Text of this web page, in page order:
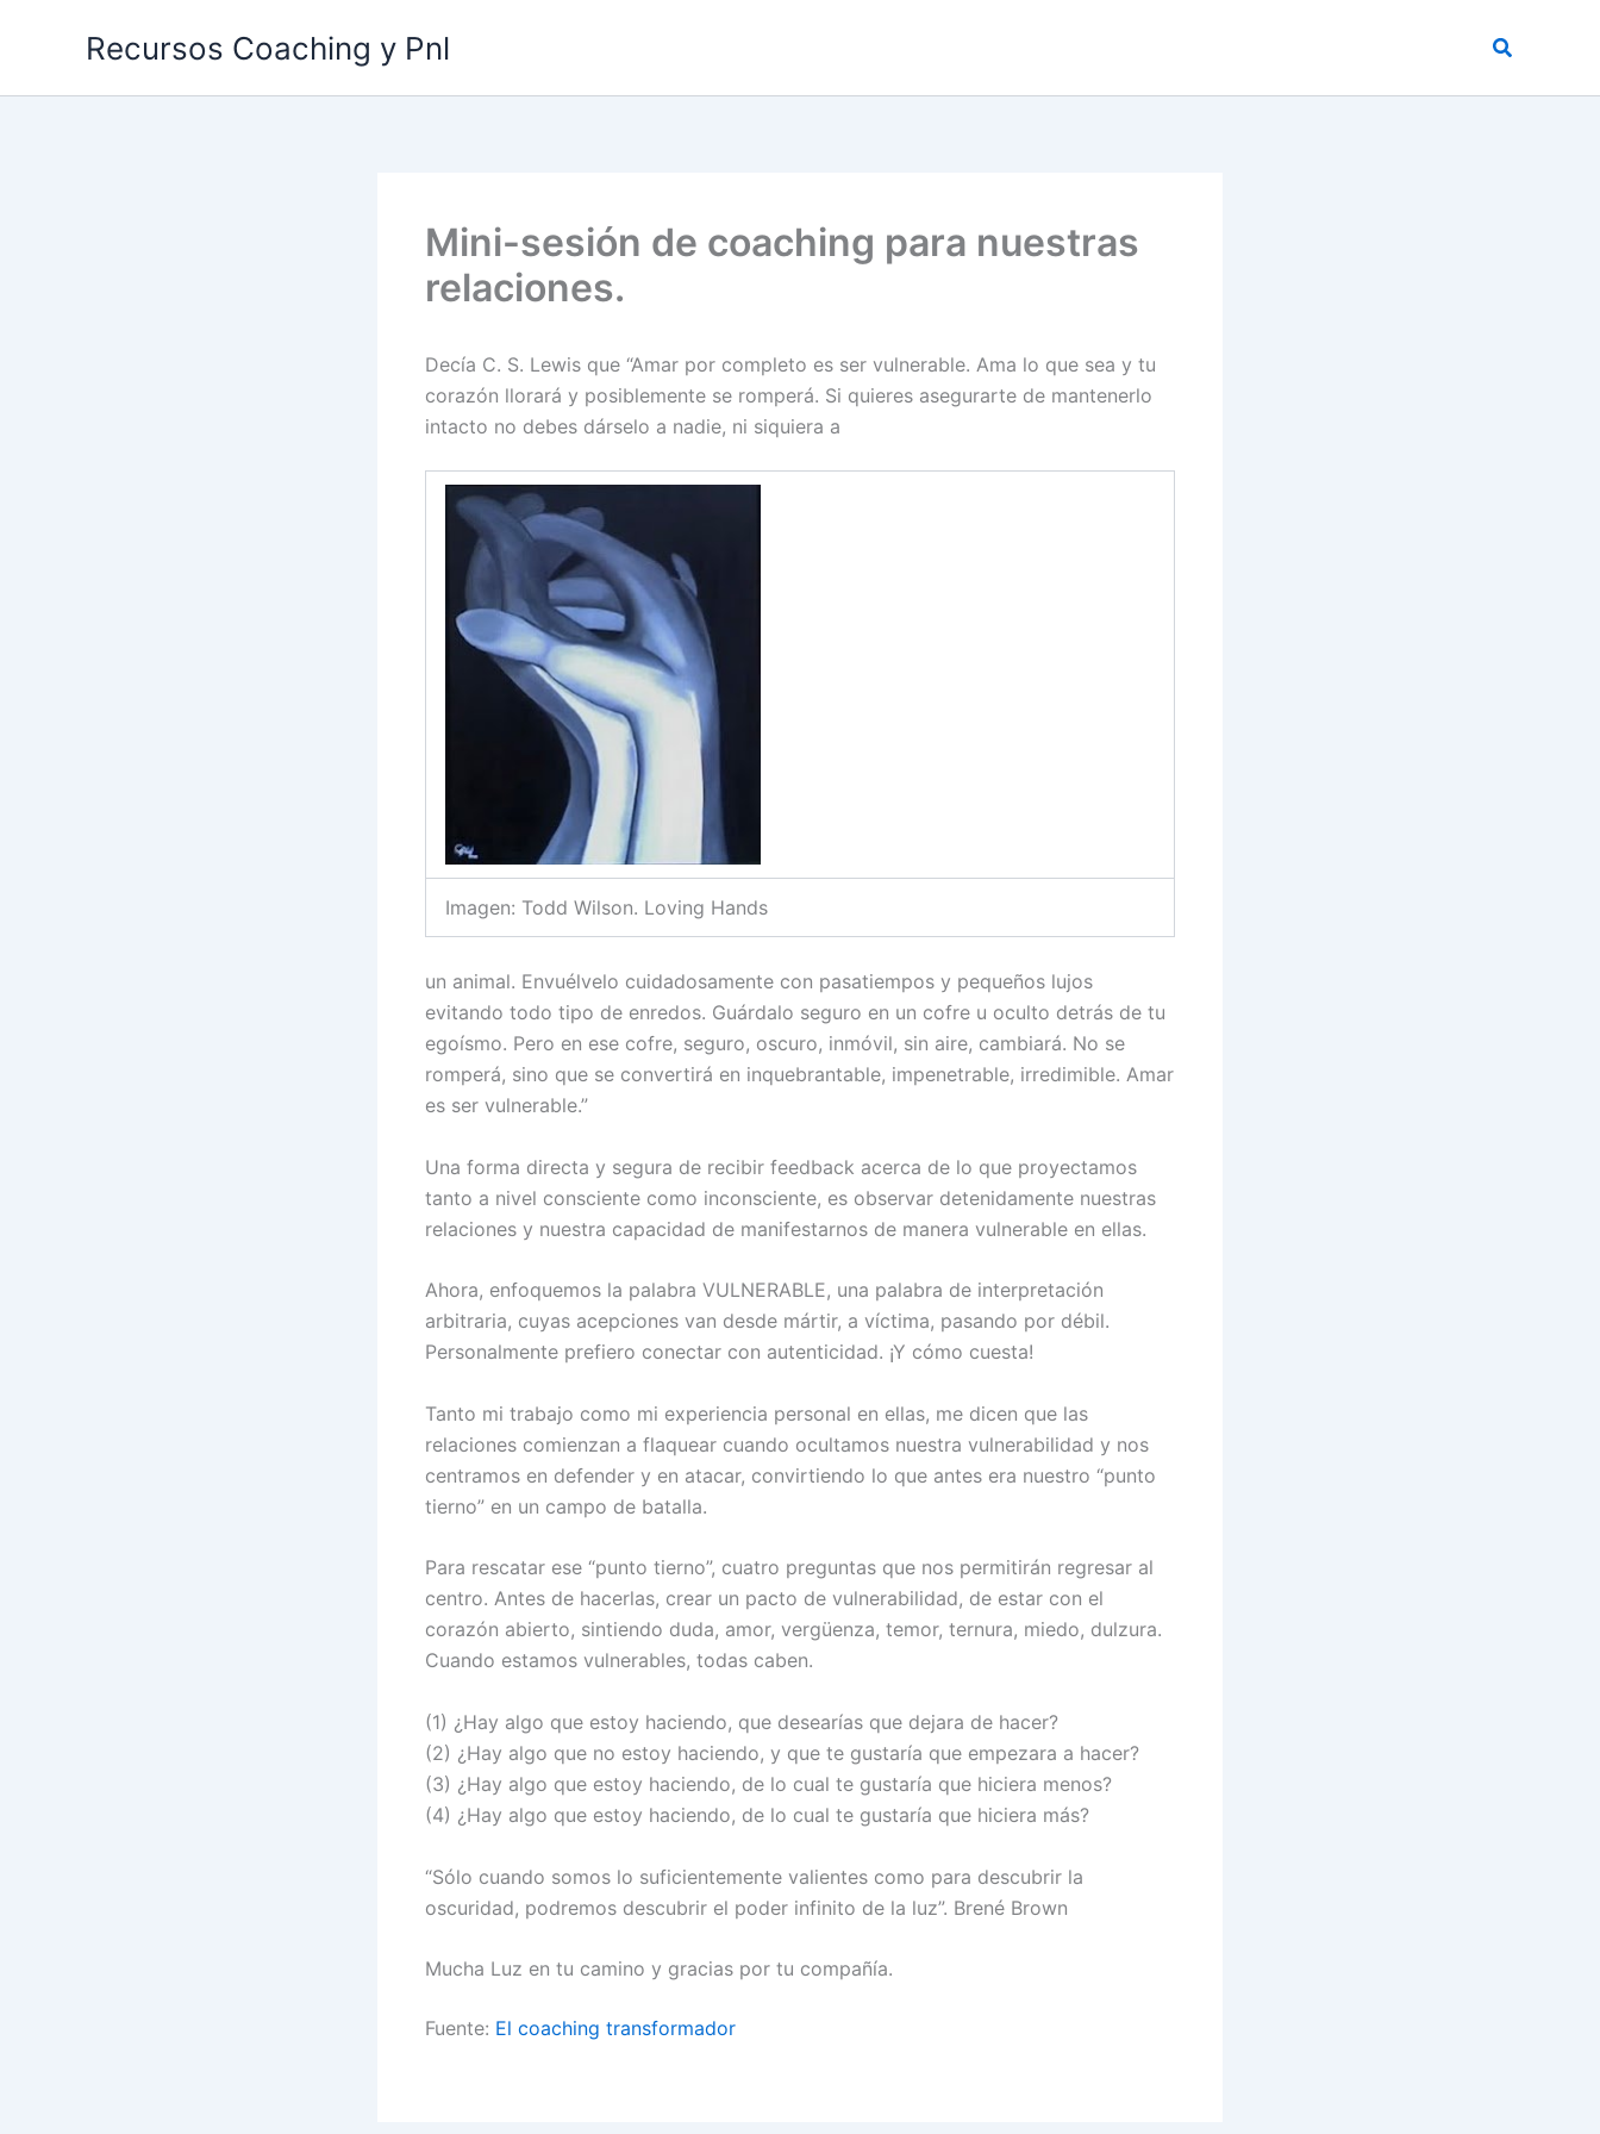
Recursos Coaching y Pnl Buscar
Mini-sesión de coaching para nuestras
relaciones.
Decía C. S. Lewis que “Amar por completo es ser vulnerable. Ama lo que sea y tu
corazón llorará y posiblemente se romperá. Si quieres asegurarte de mantenerlo
intacto no debes dárselo a nadie, ni siquiera a
Imagen: Todd Wilson. Loving Hands
un animal. Envuélvelo cuidadosamente con pasatiempos y pequeños lujos
evitando todo tipo de enredos. Guárdalo seguro en un cofre u oculto detrás de tu
egoísmo. Pero en ese cofre, seguro, oscuro, inmóvil, sin aire, cambiará. No se
romperá, sino que se convertirá en inquebrantable, impenetrable, irredimible. Amar
es ser vulnerable.”
Una forma directa y segura de recibir feedback acerca de lo que proyectamos
tanto a nivel consciente como inconsciente, es observar detenidamente nuestras
relaciones y nuestra capacidad de manifestarnos de manera vulnerable en ellas.
Ahora, enfoquemos la palabra VULNERABLE, una palabra de interpretación
arbitraria, cuyas acepciones van desde mártir, a víctima, pasando por débil.
Personalmente prefiero conectar con autenticidad. ¡Y cómo cuesta!
Tanto mi trabajo como mi experiencia personal en ellas, me dicen que las
relaciones comienzan a flaquear cuando ocultamos nuestra vulnerabilidad y nos
centramos en defender y en atacar, convirtiendo lo que antes era nuestro “punto
tierno” en un campo de batalla.
Para rescatar ese “punto tierno”, cuatro preguntas que nos permitirán regresar al
centro. Antes de hacerlas, crear un pacto de vulnerabilidad, de estar con el
corazón abierto, sintiendo duda, amor, vergüenza, temor, ternura, miedo, dulzura.
Cuando estamos vulnerables, todas caben.
(1) ¿Hay algo que estoy haciendo, que desearías que dejara de hacer?
(2) ¿Hay algo que no estoy haciendo, y que te gustaría que empezara a hacer?
(3) ¿Hay algo que estoy haciendo, de lo cual te gustaría que hiciera menos?
(4) ¿Hay algo que estoy haciendo, de lo cual te gustaría que hiciera más?
“Sólo cuando somos lo suficientemente valientes como para descubrir la
oscuridad, podremos descubrir el poder infinito de la luz”. Brené Brown
Mucha Luz en tu camino y gracias por tu compañía.
Fuente: El coaching transformador